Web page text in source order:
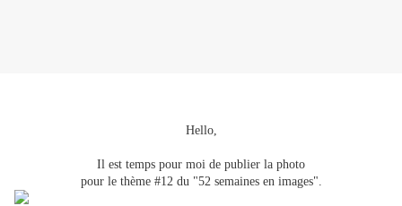
Hello,
Il est temps pour moi de publier la photo
pour le thème #12 du "52 semaines en images".